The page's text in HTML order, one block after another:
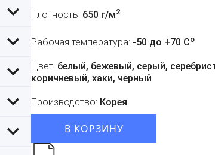
Плотность: 650 г/м2
Рабочая температура: -50 до +70 Co
Цвет: белый, бежевый, серый,
коричневый, хаки, черный
Производство: Корея
В КОРЗИНУ